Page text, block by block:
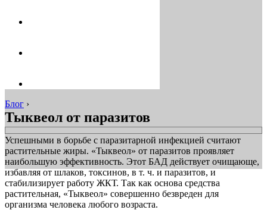
Блог ›
Тыквеол от паразитов
Успешными в борьбе с паразитарной инфекцией считают
растительные жиры. «Тыквеол» от паразитов проявляет
наибольшую эффективность. Этот БАД действует очищающе,
избавляя от шлаков, токсинов, в т. ч. и паразитов, и
стабилизирует работу ЖКТ. Так как основа средства
растительная, «Тыквеол» совершенно безвреден для
организма человека любого возраста.